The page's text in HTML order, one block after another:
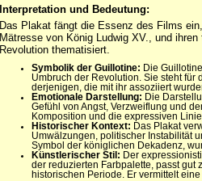
Interpretation und Bedeutung:
Das Plakat fängt die Essenz des Films
Mätresse von König Ludwig XV., und
Revolution thematisiert.
Symbolik der Guillotine: Die
Umbruch der Revolution. Sie steht
derjenigen, die mit ihr assoziiert
Emotionale Darstellung: Die
Gefühl von Angst, Verzweiflung und
Komposition und die expressiven
Historischer Kontext: Das Plakat
Umwälzungen, politischer Instabilität
Symbol der königlichen Dekadenz,
Künstlerischer Stil: Der
der reduzierten Farbpalette, passt gut
historischen Periode. Er vermittelt